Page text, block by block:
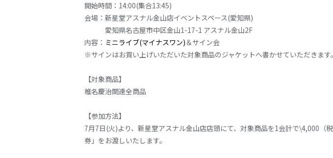
開始時間： 14:00(集合13:45)
会場：新星堂アスナル金山店イベントスペース(愛知県)
愛知県名古屋市中区金山1-17-1 アスナル金山2F
内容： ミニライブ(マイナスワン) ＆サイン会
※サインはお買い上げいただいた対象商品のジャケットへ書かせていただきます。
【対象商品】
椎名慶治関連全商品
【参加方法】
7月7日(火)より、新星堂アスナル金山店店頭にて、対象商品を1会計で\4,000 （
券」をお渡しいたします。